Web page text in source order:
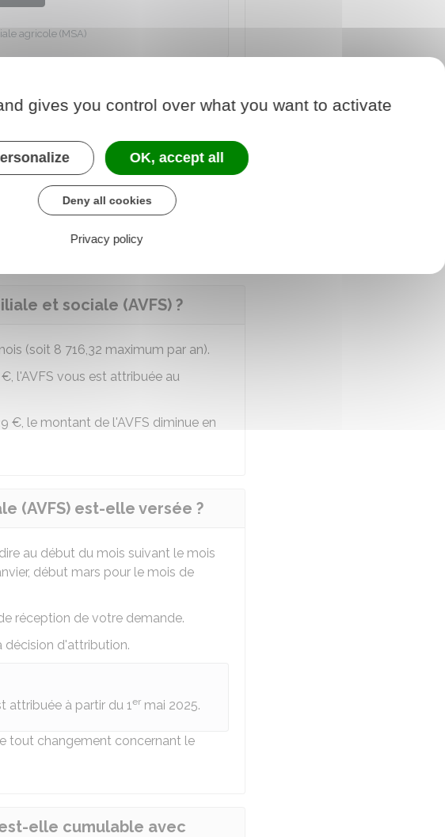
agricole (MSA)
quel que soit votre lieu de
familiale et sociale (AVFS)
justificatifs dont la liste figure en
et sociale (AVFS) ?
(soit 8 716,32 maximum par an).
€, l'AVFS vous est attribuée au
€, le montant de l'AVFS diminue en
(AVFS) est-elle versée ?
au début du mois suivant le mois
début mars pour le mois de
réception de votre demande.
décision d'attribution.
attribuée à partir du 1er mai 2025.
tout changement concernant le
elle cumulable avec
gives you control over what you want to activate
OK, accept all
Deny all cookies
Privacy policy